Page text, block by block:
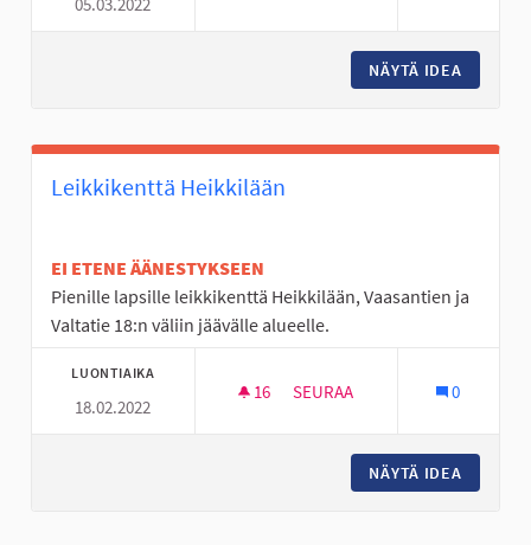
NÄYTÄ IDEA
Leikkikenttä Heikkilään
EI ETENE ÄÄNESTYKSEEN
Pienille lapsille leikkikenttä Heikkilään, Vaasantien ja
Valtatie 18:n väliin jäävälle alueelle.
LUONTIAIKA
18.02.2022
16 16 SEURAAJAA
SEURAA 0
NÄYTÄ IDEA